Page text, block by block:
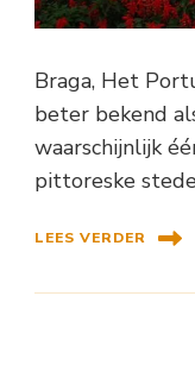
Braga, Het
beter bekend
waarschijnlijk
pittoreske
LEES VERDER